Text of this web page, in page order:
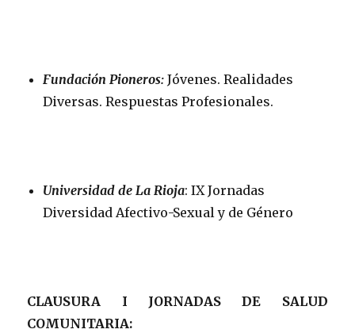
Fundación Pioneros:Jóvenes. Realidades
Diversas. Respuestas Profesionales.
Universidad de La Rioja: IX Jornadas
Diversidad Afectivo-Sexual y de Género
CLAUSURA I JORNADAS DE SALUD
COMUNITARIA: